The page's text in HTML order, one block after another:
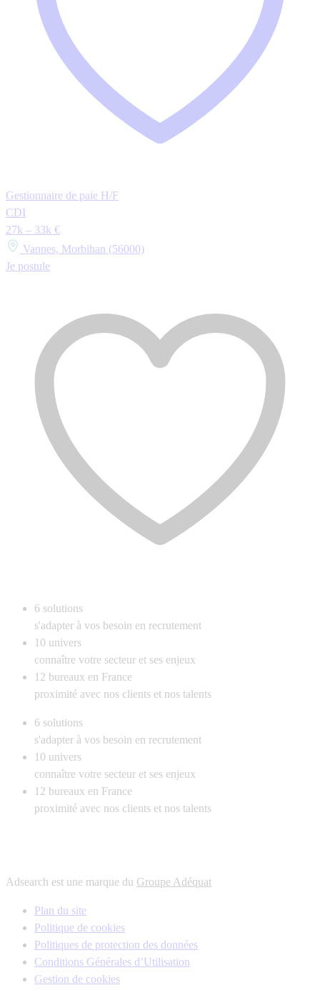
Gestionnaire de paie H/F
CDI
27k – 33k €
Vannes, Morbihan (56000)
Je postule
6 solutions
s'adapter à vos besoin en recrutement
10 univers
connaître votre secteur et ses enjeux
12 bureaux en France
proximité avec nos clients et nos talents
6 solutions
s'adapter à vos besoin en recrutement
10 univers
connaître votre secteur et ses enjeux
12 bureaux en France
proximité avec nos clients et nos talents
Adsearch est une marque du Groupe Adéquat
Plan du site
Politique de cookies
Politiques de protection des données
Conditions Générales d’Utilisation
Gestion de cookies